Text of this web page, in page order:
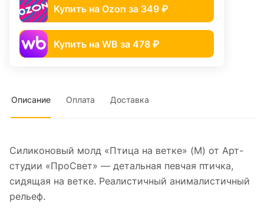
Купить на Ozon за 349 ₽
Купить на WB за 478 ₽
Описание Оплата Доставка
Силиконовый молд «Птица на ветке» (M) от Арт-
студии «ПроСвет» — детальная певчая птичка,
сидящая на ветке. Реалистичный анималистичный
рельеф.